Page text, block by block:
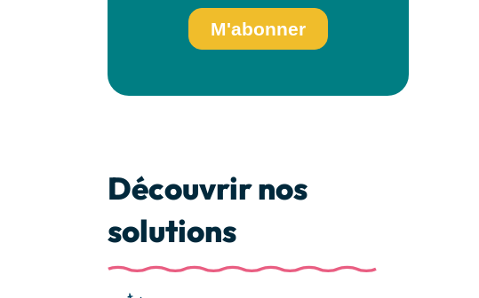
Découvrir nos
solutions